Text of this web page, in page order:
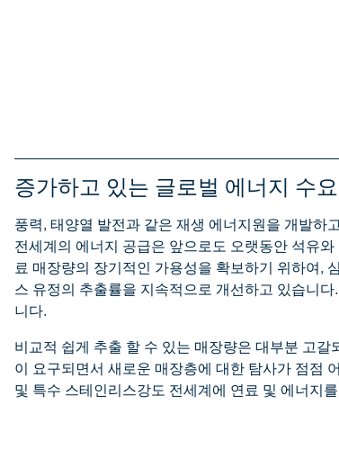
증가하고 있는 글로벌 에너지 수요
풍력, 태양열 발전과 같은 재생 에너지원을 개발하
전세계의 에너지 공급은 앞으로도 오랫동안 석유
료 매장량의 장기적인 가용성을 확보하기 위하여,
스 유정의 추출률을 지속적으로 개선하고 있습니
니다.
비교적 쉽게 추출 할 수 있는 매장량은 대부분 고
이 요구되면서 새로운 매장층에 대한 탐사가 점점
및 특수 스테인리스강도 전세계에 연료 및 에너지